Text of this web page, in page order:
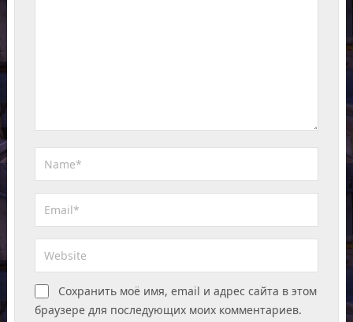
Сохранить моё имя, email и адрес сайта в этом
браузере для последующих моих комментариев.